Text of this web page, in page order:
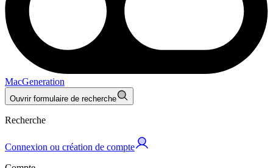
MacGeneration
Ouvrir formulaire de recherche
Recherche
Connexion ou création de compte